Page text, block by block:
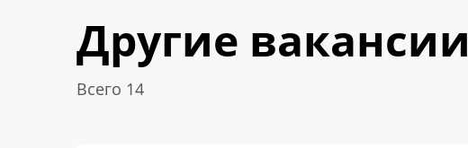
Другие вакансии
Всего 14